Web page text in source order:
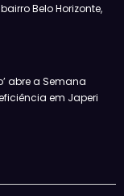
Belo Horizonte,
abre a Semana
em Japeri